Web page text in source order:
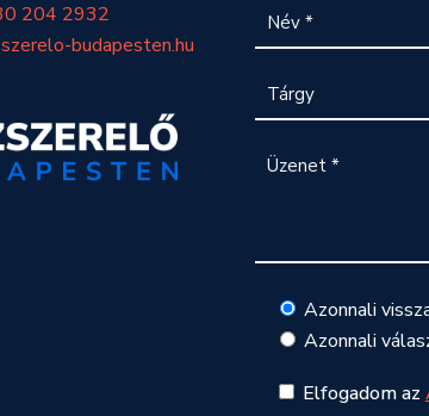
204 2932
budapesten.hu
Azonnali
Azonnali
Elfogadom az